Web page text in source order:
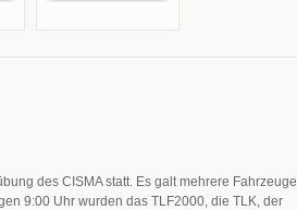
des CISMA statt. Es galt mehrere Fahrzeuge
9:00 Uhr wurden das TLF2000, die TLK, der